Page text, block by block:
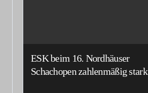
ESK beim 16. Nordhäuser
Schachopen zahlenmäßig stark